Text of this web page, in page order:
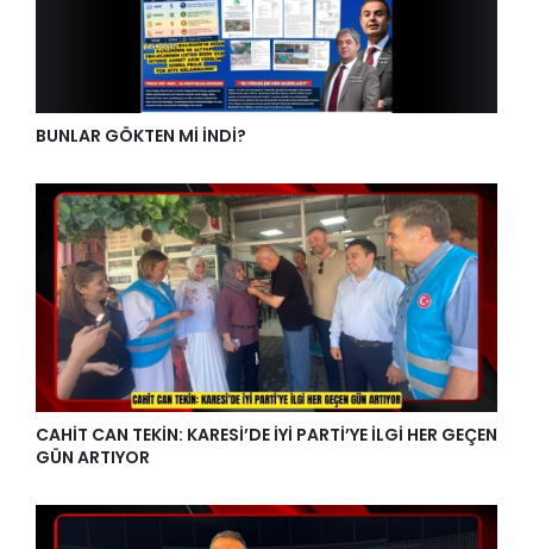
BUNLAR GÖKTEN Mİ İNDİ?
CAHİT CAN TEKİN: KARESİ’DE İYİ PARTİ’YE İLGİ HER GEÇEN
GÜN ARTIYOR